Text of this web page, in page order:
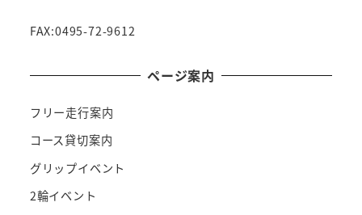
FAX:0495-72-9612
ページ案内
フリー走行案内
コース貸切案内
グリップイベント
2輪イベント